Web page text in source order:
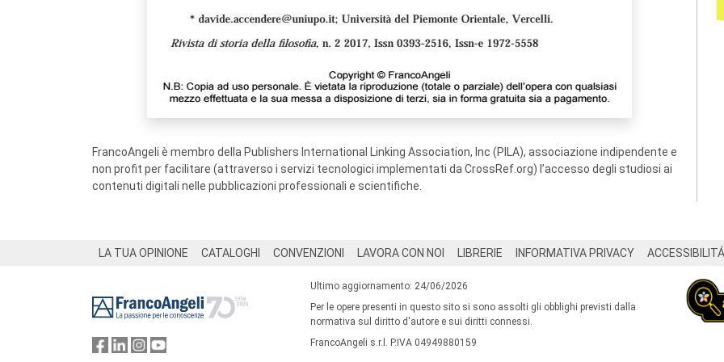
FrancoAngeli è membro della Publishers International Linking Association, Inc (PILA), associazione indipendente e
non profit per facilitare (attraverso i servizi tecnologici implementati da CrossRef.org) l’accesso degli studiosi ai
contenuti digitali nelle pubblicazioni professionali e scientifiche.
LA TUA OPINIONE CATALOGHI CONVENZIONI LAVORA CON NOI LIBRERIE INFORMATIVA PRIVACY ACCESSIBILITÁ
Ultimo aggiornamento: 24/06/2026
Per le opere presenti in questo sito si sono assolti gli obblighi previsti dalla
normativa sul diritto d'autore e sui diritti connessi.
FrancoAngeli s.r.l. P.IVA 04949880159